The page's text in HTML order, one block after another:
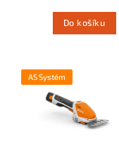
Do košíku
AS Systém